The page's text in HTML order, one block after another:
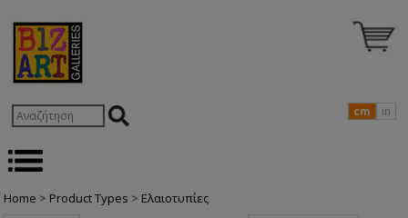
cm in
Home > Product Types > Ελαιοτυπίες